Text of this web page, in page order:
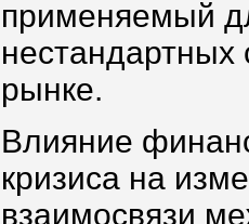
применяемый
рынке.
Влияние
кризиса на
взаимосвязи